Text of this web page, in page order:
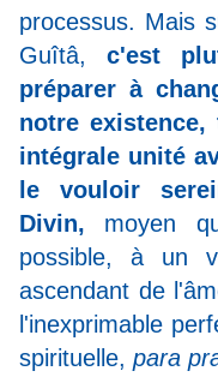
processus. Mais
Guîtâ, c'est
préparer à
notre
intégrale unité
le vouloir
Divin, moyen
possible, à un
ascendant de
l'inexprimable
spirituelle, para